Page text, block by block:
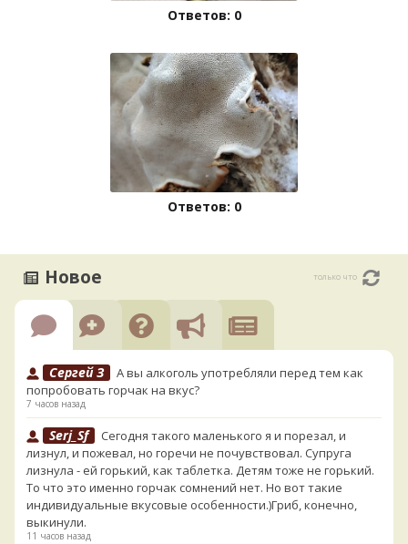
Ответов: 0
Ответов: 0
Новое только что
Сергей З
А вы алкоголь употребляли перед тем как
попробовать горчак на вкус?
7 часов назад
Serj_Sf
Сегодня такого маленького я и порезал, и
лизнул, и пожевал, но горечи не почувствовал. Супруга
лизнула - ей горький, как таблетка. Детям тоже не горький.
То что это именно горчак сомнений нет. Но вот такие
индивидуальные вкусовые особенности.)Гриб, конечно,
выкинули.
11 часов назад